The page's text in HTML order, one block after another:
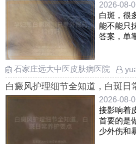
2026-08-
白斑，很
能不能只
答案，单
石家庄远大中医皮肤病医院
白癜风护理细节全知道，白斑日
2026-08-
接影响着
首要的是
少外伤和